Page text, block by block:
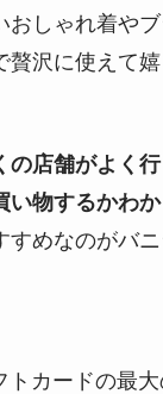
おしゃれ着や
贅沢に使えて嬉
の店舗がよく
物するかわか
すめなのがバ
カードの最大